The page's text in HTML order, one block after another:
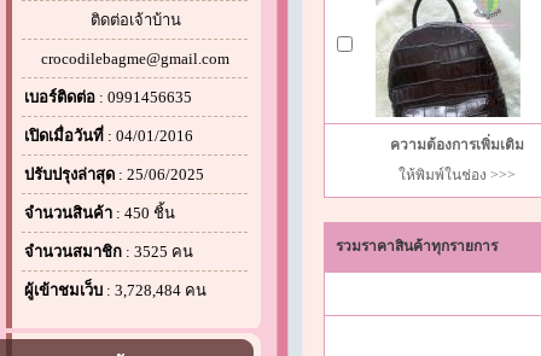
ติดต่อเจ้าบ้าน
crocodilebagme@gmail.com
เบอร์ติดต่อ : 0991456635
เปิดเมื่อวันที่ : 04/01/2016
ปรับปรุงล่าสุด : 25/06/2025
จำนวนสินค้า : 450 ชิ้น
จำนวนสมาชิก : 3525 คน
ผู้เข้าชมเว็บ : 3,728,484 คน
ความต้องการเพิ่มเติม
ให้พิมพ์ในช่อง >>>
รวมราคาสินค้าทุกรายการ